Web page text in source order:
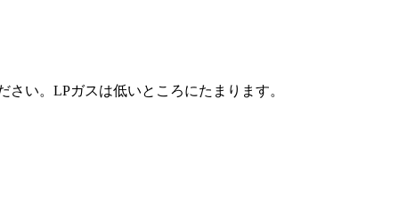
い。LPガスは低いところにたまります。